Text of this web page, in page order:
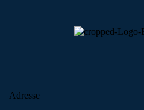
Adresse